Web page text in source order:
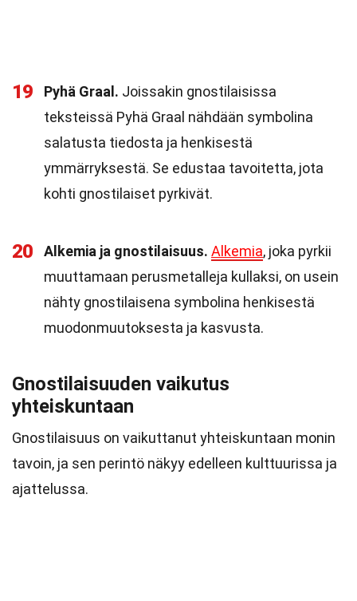
19 Pyhä Graal. Joissakin gnostilaisissa
teksteissä Pyhä Graal nähdään symbolina
salatusta tiedosta ja henkisestä
ymmärryksestä. Se edustaa tavoitetta, jota
kohti gnostilaiset pyrkivät.
20 Alkemia ja gnostilaisuus. Alkemia, joka pyrkii
muuttamaan perusmetalleja kullaksi, on usein
nähty gnostilaisena symbolina henkisestä
muodonmuutoksesta ja kasvusta.
Gnostilaisuuden vaikutus
yhteiskuntaan
Gnostilaisuus on vaikuttanut yhteiskuntaan monin
tavoin, ja sen perintö näkyy edelleen kulttuurissa ja
ajattelussa.